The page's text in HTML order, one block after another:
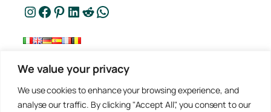
We value your privacy
We use cookies to enhance your browsing experience, and
analyse our traffic. By clicking "Accept All", you consent to our
Instagram Facebook Pinterest LinkedIn Reddit WhatsApp
Werk
Contact